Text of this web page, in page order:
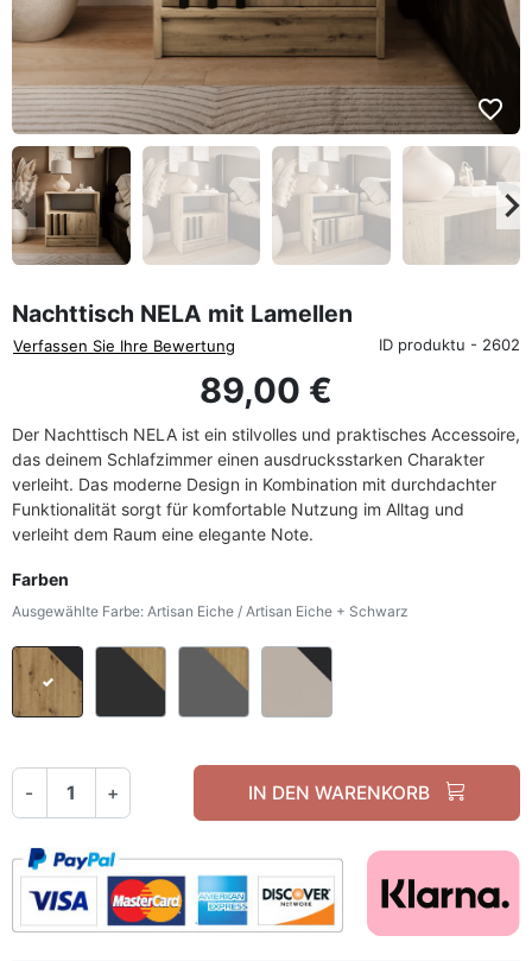
favorite_border
Zurück
Nachttisch NELA mit Lamellen
Verfassen Sie Ihre Bewertung ID produktu - 2602
89,00 €
Der Nachttisch NELA ist ein stilvolles und praktisches Accessoire,
das deinem Schlafzimmer einen ausdrucksstarken Charakter
verleiht. Das moderne Design in Kombination mit durchdachter
Funktionalität sorgt für komfortable Nutzung im Alltag und
verleiht dem Raum eine elegante Note.
Farben
Ausgewählte Farbe: Artisan Eiche / Artisan Eiche + Schwarz
Artisan Eiche / Artisan Eiche + Schwarz
Graphit / Graphit + Artisan Eiche
Grau / grau + Artisan Eiche
- + IN DEN WARENKORB